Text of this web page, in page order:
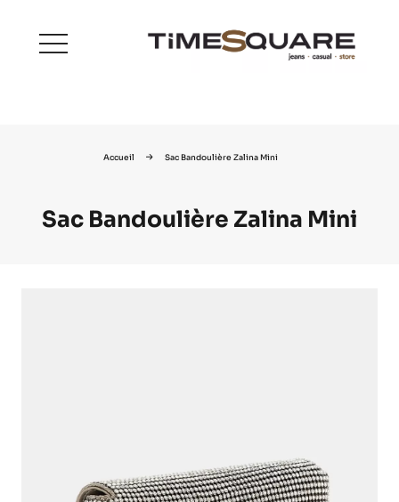
menu
Accueil Sac Bandoulière Zalina Mini
Sac Bandoulière Zalina Mini